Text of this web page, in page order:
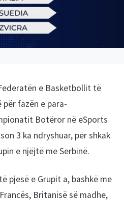
e Basketbollit të
për fazën e para-
Botëror në eSports
3 ka ndryshuar, për shkak
e njëjtë me Serbinë.
pjesë e Grupit a, bashkë me
Britanisë së madhe,